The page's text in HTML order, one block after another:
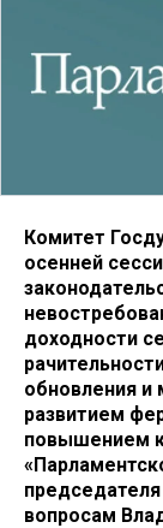
Комитет
осенней
доходности
обновления и
развитием
повышением
вопросам